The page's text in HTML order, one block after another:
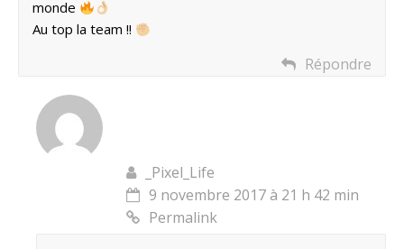
monde
Au top la team !!
Répondre
_Pixel_Life
9 novembre 2017 à 21 h 42 min
Permalink